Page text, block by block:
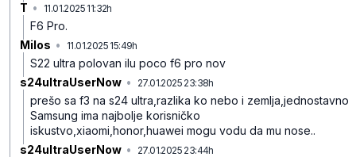
T • 11.01.2025 11:32h
F6 Pro.
Milos • 11.01.2025 15:49h
S22 ultra polovan ilu poco f6 pro nov
s24ultraUserNow • 27.01.2025 23:38h
prešo sa f3 na s24 ultra,razlika ko nebo i zemlja,jednostavno
Samsung ima najbolje korisničko
iskustvo,xiaomi,honor,huawei mogu vodu da mu nose..
s24ultraUserNow • 27.01.2025 23:44h